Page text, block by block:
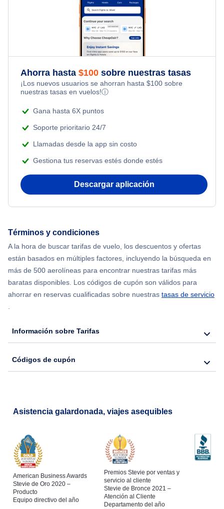
Flights Under $199
Flights from Nueva York to Milán
Flights from Toronto to Shanghai
Flights from Nueva York to Singapur
Flights from Nueva York to Tel Aviv
Flights from Nueva York to Estanbul
Flights from Nueva York to Mumbai
Flights from Shanghai to Nueva York
Flights from Nueva York to Hong Kong
Flights from Nueva York to Seúl
Honeymoon Vacations
Adventure Vacations
Ahorra hasta $100 sobre nuestras tasas
¡Los nuevos usuarios se ahorran hasta $100 sobre
nuestras tasas en vuelos!ⓘ
Gana hasta 6X puntos
Soporte prioritario 24/7
Llamadas desde la app sin costo
Gestiona tus reservas estés donde estés
Descargar aplicación
Términos y condiciones
A la hora de buscar tarifas de vuelo, los descuentos y ofertas
están basados en múltiples factores, incluyendo la búsqueda en
más de 500 aerolíneas para encontrar nuestras tarifas más
baratas disponibles. Los códigos de cupón son válidos para
ahorrar en reservas cualificadas sobre nuestras tasas de servicio
.
Información sobre Tarifas
Códigos de cupón
Asistencia galardonada, viajes asequibles
American Business Awards
Stevie de Oro 2020 –
Producto
Equipo directivo del año
Premios Stevie por ventas y
servicio al cliente
Stevie de Bronce 2021 –
Atención al Cliente
Departamento del año